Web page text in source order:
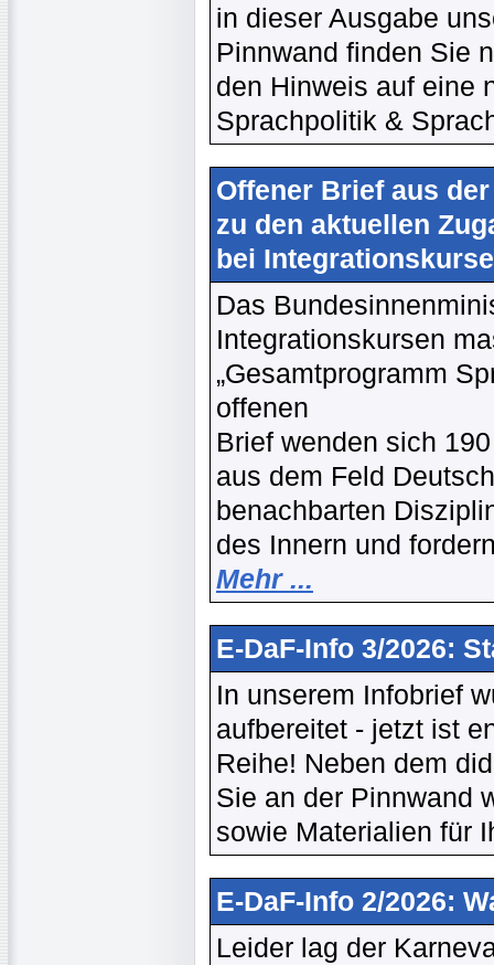
in dieser Ausgabe
Pinnwand finden Sie
den Hinweis auf eine
Sprachpolitik &
Offener Brief aus
zu den aktuellen
bei
Das
Integrationskursen
„Gesamtprogramm
offenen
Brief wenden sich
aus dem Feld
benachbarten
des Innern und
Mehr ...
E-DaF-Info 3/2026:
In unserem Infobrief
aufbereitet - jetzt ist
Reihe! Neben dem
Sie an der Pinnwand
sowie Materialien für
E-DaF-Info 2/2026:
Leider lag der